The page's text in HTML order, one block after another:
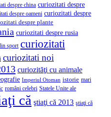
despre china curiozitati despre
despre oameni curiozitati despre
despre plante
curiozitati despre rusia
sport curiozitati
curiozitati noi
curiozităţi cu animale
Imperiul Otoman istorie mari
români celebri Statele Unite ale
că ştiaţi că 2013 ştiaţi că